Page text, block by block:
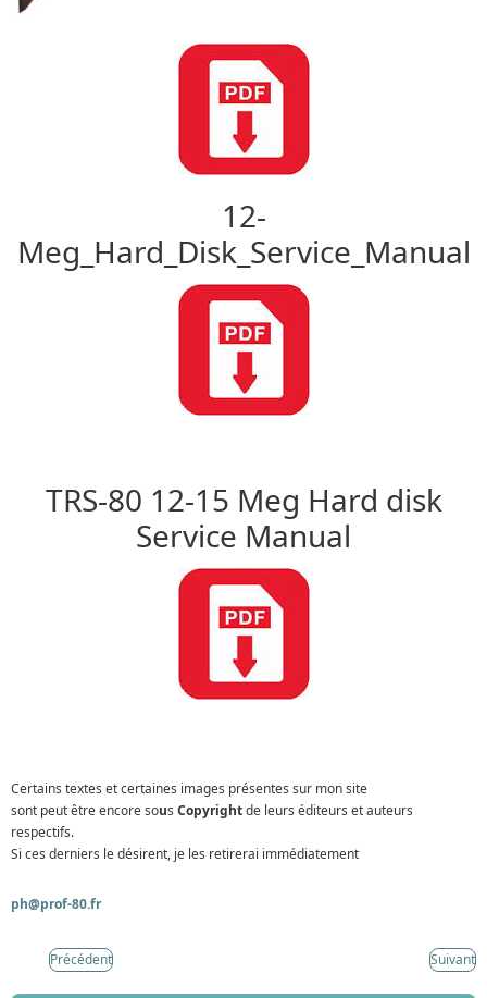
12-
Meg_Hard_Disk_Service_Manual
TRS-80 12-15 Meg Hard disk
Service Manual
Certains textes et certaines images présentes sur mon site
sont peut être encore sous Copyrightde leurs éditeurs et auteurs
respectifs.
Si ces derniers le désirent, je les retirerai immédiatement
ph@prof-80.fr
Précédent Suivant